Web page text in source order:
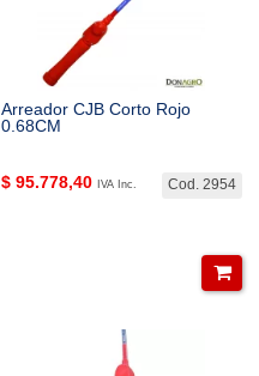
Arreador CJB Corto Rojo
0.68CM
Cod. 2954
$ 95.778,40 IVA Inc.